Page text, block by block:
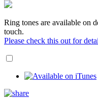
Ring tones are available on
touch.
Please check this out for